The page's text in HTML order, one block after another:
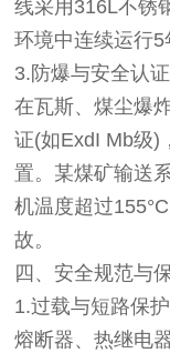
线采用316L不锈
环境中连续运行5
3.防爆与安全认证
在瓦斯、煤尘爆
证(如ExdI Mb级)
置。某煤矿输送
机温度超过
故。
四、安全规范与
1.过载与短路保护
熔断器、热继电